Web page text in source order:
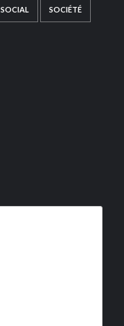
SOCIAL SOCIÉTÉ